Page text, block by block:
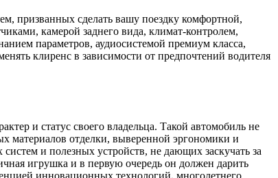
призванных сделать вашу поездку комфортной,
камерой заднего вида, климат-контролем,
параметров, аудиосистемой премиум класса,
клиренс в зависимости от предпочтений водителя
и статус своего владельца. Такой автомобиль не
материалов отделки, выверенной эргономики и
и полезных устройств, не дающих заскучать за
игрушка и в первую очередь он должен дарить
инновационных технологий, многолетнего